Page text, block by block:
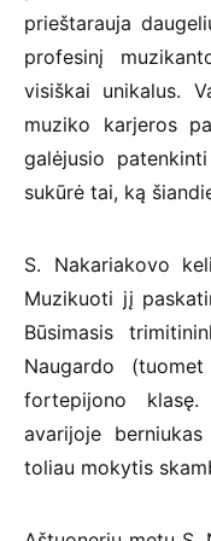
prieštarauja
profesinį
visiškai unikalus.
muziko karjeros
galėjusio
sukūrė tai, ką
S. Nakariakovo
Muzikuoti jį
Būsimasis
Naugardo
fortepijono
avarijoje
toliau mokytis